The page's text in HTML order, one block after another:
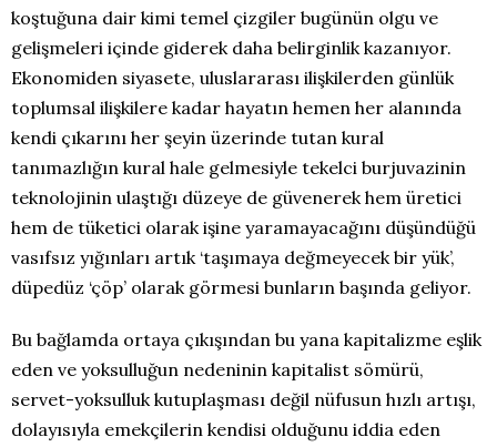
koştuğuna dair kimi temel çizgiler bugünün olgu ve
gelişmeleri içinde giderek daha belirginlik kazanıyor.
Ekonomiden siyasete, uluslararası ilişkilerden günlük
toplumsal ilişkilere kadar hayatın hemen her alanında
kendi çıkarını her şeyin üzerinde tutan kural
tanımazlığın kural hale gelmesiyle tekelci burjuvazinin
teknolojinin ulaştığı düzeye de güvenerek hem üretici
hem de tüketici olarak işine yaramayacağını düşündüğü
vasıfsız yığınları artık ‘taşımaya değmeyecek bir yük’,
düpedüz ‘çöp’ olarak görmesi bunların başında geliyor.
Bu bağlamda ortaya çıkışından bu yana kapitalizme eşlik
eden ve yoksulluğun nedeninin kapitalist sömürü,
servet-yoksulluk kutuplaşması değil nüfusun hızlı artışı,
dolayısıyla emekçilerin kendisi olduğunu iddia eden